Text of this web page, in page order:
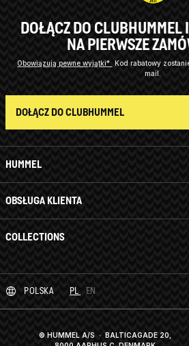
HUMMEL
OBSŁUGA KLIENTA
COLLECTIONS
DOŁĄCZ DO CLUBHUMMEL
NA PIERWSZE
Obowiązują pewne wyjątki* Kod rabatowy
mail.
DOŁĄCZ DO CLUBHUMMEL
POLSKA PL EN
© HUMMEL A/S · BALTICAGADE 20,